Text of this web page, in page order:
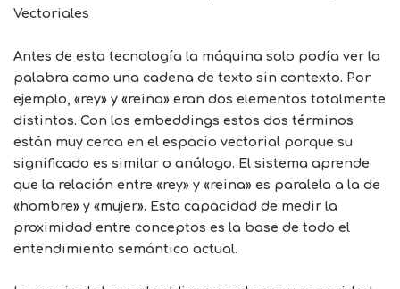
Vectoriales
Antes de esta tecnología la máquina solo podía ver la
palabra como una cadena de texto sin contexto. Por
ejemplo, «rey» y «reina» eran dos elementos totalmente
distintos. Con los embeddings estos dos términos
están muy cerca en el espacio vectorial porque su
significado es similar o análogo. El sistema aprende
que la relación entre «rey» y «reina» es paralela a la de
«hombre» y «mujer». Esta capacidad de medir la
proximidad entre conceptos es la base de todo el
entendimiento semántico actual.